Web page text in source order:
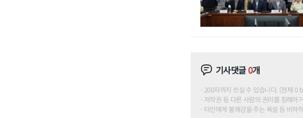
기사댓글0개
200자까지 쓰실 수 있습니다. (현재 0
저작권 등 다른 사람의 권리를 침해하
타인에게 불쾌감을 주는 욕설 등 비하